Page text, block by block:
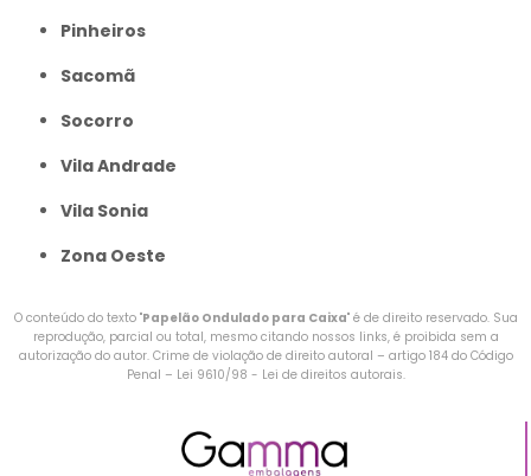
Pinheiros
Sacomã
Socorro
Vila Andrade
Vila Sonia
Zona Oeste
O conteúdo do texto "Papelão Ondulado para Caixa" é de direito reservado. Sua
reprodução, parcial ou total, mesmo citando nossos links, é proibida sem a
autorização do autor. Crime de violação de direito autoral – artigo 184 do Código
Penal – Lei 9610/98 - Lei de direitos autorais.